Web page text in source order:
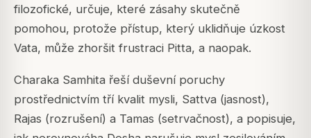
filozofické, určuje, které zásahy skutečně
pomohou, protože přístup, který uklidňuje úzkost
Vata, může zhoršit frustraci Pitta, a naopak.
Charaka Samhita řeší duševní poruchy
prostřednictvím tří kvalit mysli, Sattva (jasnost),
Rajas (rozrušení) a Tamas (setrvačnost), a popisuje,